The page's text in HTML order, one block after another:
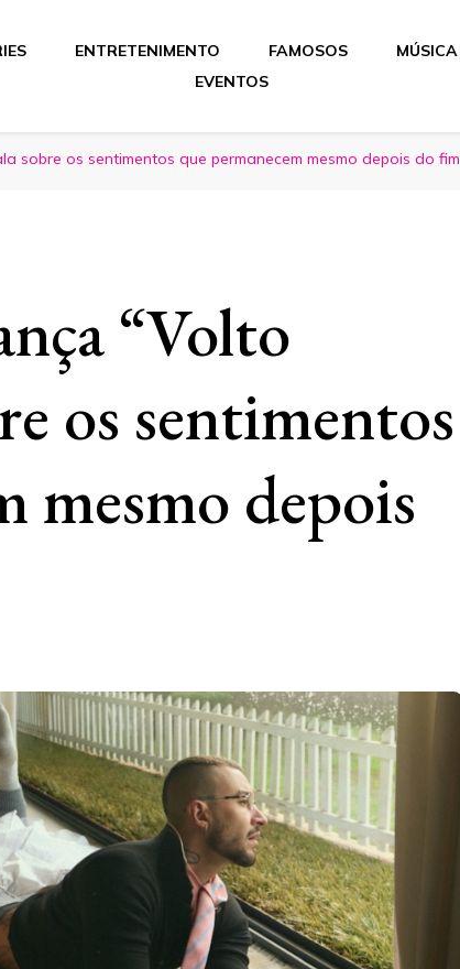
ENTRETENIMENTO FAMOSOS MÚSICA
EVENTOS
sobre os sentimentos que permanecem mesmo depois do fim
“Volto
os sentimentos
mesmo depois